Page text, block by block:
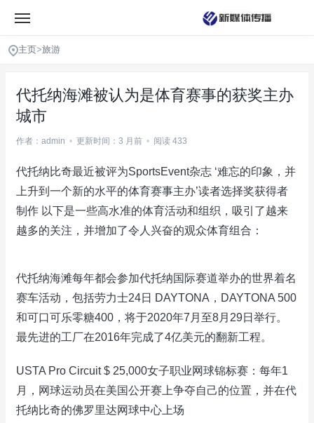
主页>旅游
代托纳海滩被认为是体育赛事的获奖主办
城市
作者：admin • 更新时间：3 月前 • 阅读 433
代托纳比奇最近被评为SportsEvent杂志 ‘难忘的印象，并
上升到一个新的水平的体育赛事主办’读者选择奖获得者
制作 以下是一些高水准的体育活动和组织，吸引了越来
越多的关注，并增加了令人兴奋的观众体育组合：
代托纳海滩每年都会参加代托纳国际赛道举办的世界着名
赛车活动，包括劳力士24日 DAYTONA，DAYTONA 500
和可口可乐零糖400，将于2020年7月至8月29日举行。
最先进的工厂在2016年完成了4亿美元的翻新工程。
USTA Pro Circuit $ 25,000女子职业网球锦标赛：每年1
月，网球运动员在美国公开赛上争夺自己的位置，并在代
托纳比奇的佛罗里达网球中心上场